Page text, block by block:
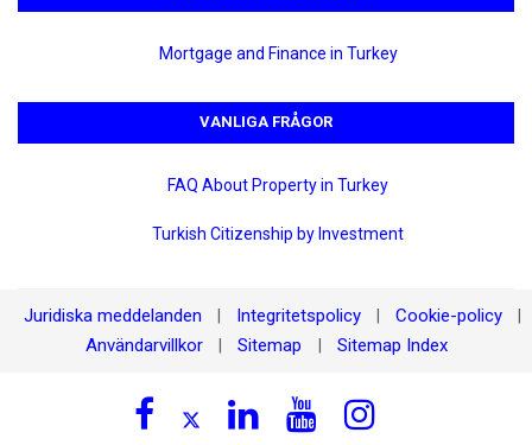
Mortgage and Finance in Turkey
VANLIGA FRÅGOR
FAQ About Property in Turkey
Turkish Citizenship by Investment
Juridiska meddelanden | Integritetspolicy | Cookie-policy |
Användarvillkor | Sitemap | Sitemap Index